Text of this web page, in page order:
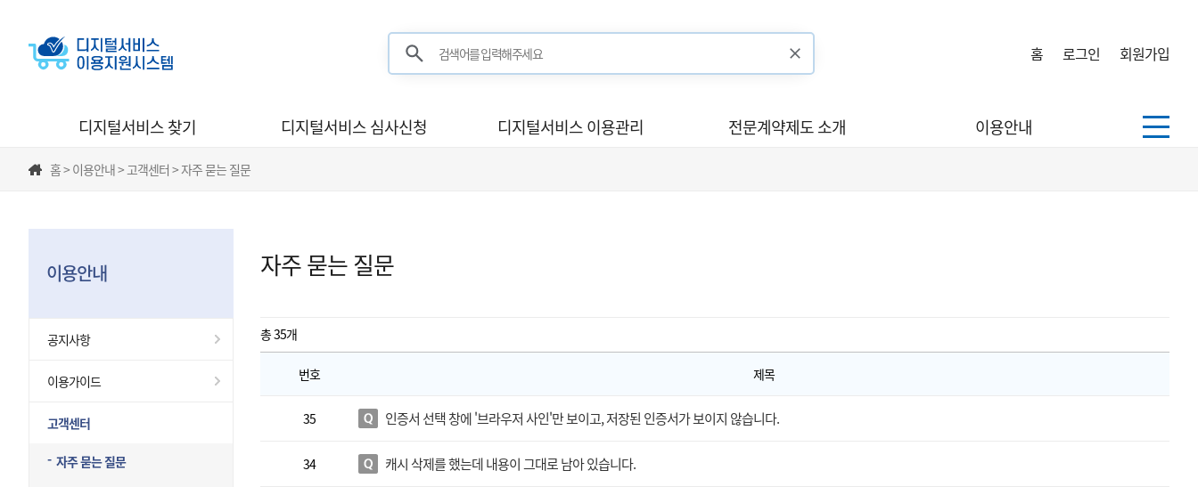
검색어를 입력해주세요 홈 로그인 회원가입
디지털서비스 찾기 디지털서비스 심사신청 디지털서비스 이용관리 전문계약제도 소개 이용안내
홈 > 이용안내 > 고객센터 > 자주 묻는 질문
이용안내
공지사항
이용가이드
고객센터
자주 묻는 질문
자주 묻는 질문
총 35개
번호 제목
35 인증서 선택 창에 '브라우저 사인'만 보이고, 저장된 인증서가 보이지 않습니다.
34 캐시 삭제를 했는데 내용이 그대로 남아 있습니다.